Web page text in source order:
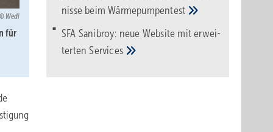
Wedi
für
nisse beimWärme­pumpen­test
SFA Sanibroy: neue Web­site mit erwei­
tertenServices